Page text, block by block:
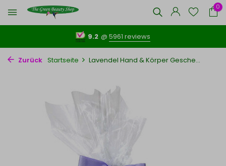
0
9.2 @ 5961 reviews
Zurück Startseite Lavendel Hand & Körper Gesche...